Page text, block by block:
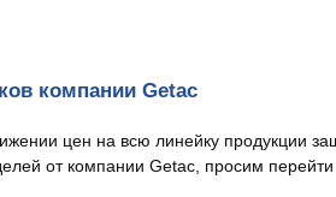
компании Getac
цен на всю линейку продукции
от компании Getac, просим